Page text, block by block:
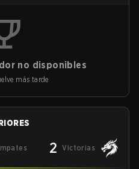
no disponibles
más tarde
2 Victorias